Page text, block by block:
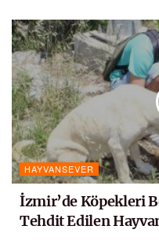
HAYVANSEVER
İzmir’de Köpekleri
Tehdit Edilen